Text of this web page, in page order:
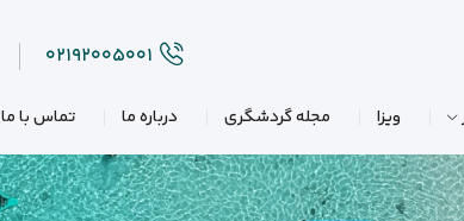
۰۲۱۹۲۰۰۵۰۰۱
ویزا مجله گردشگری درباره ما تماس با ما